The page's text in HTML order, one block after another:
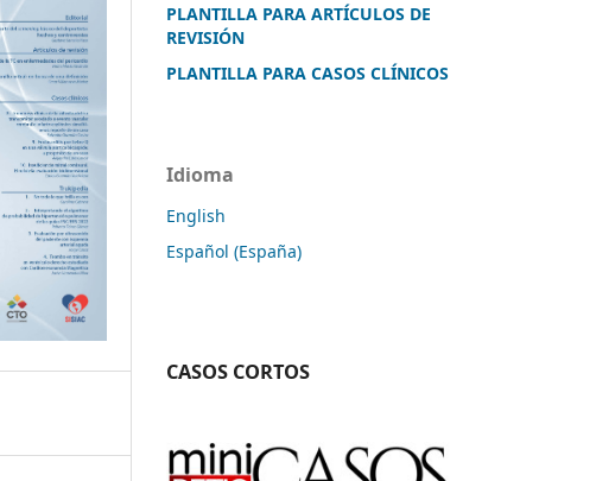
PLANTILLA PARA ARTÍCULOS DE
REVISIÓN
PLANTILLA PARA CASOS CLÍNICOS
Idioma
English
Español (España)
CASOS CORTOS